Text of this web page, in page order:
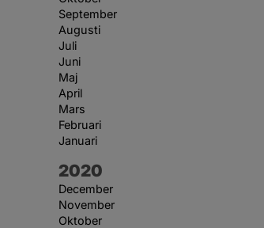
September
Augusti
Juli
Juni
Maj
April
Mars
Februari
Januari
År:
2020
December
November
Oktober